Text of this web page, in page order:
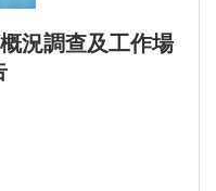
況調查及工作場